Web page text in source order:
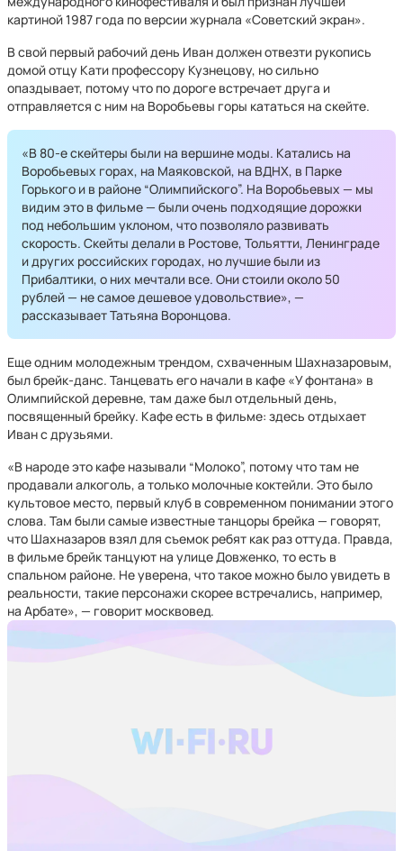
картиной 1987 года по версии журнала «Советский экран».
В свой первый рабочий день Иван должен отвезти рукопись
домой отцу Кати профессору Кузнецову, но сильно
опаздывает, потому что по дороге встречает друга и
отправляется с ним на Воробьевы горы кататься на скейте.
«В 80-е скейтеры были на вершине моды. Катались на
Воробьевых горах, на Маяковской, на ВДНХ, в Парке
Горького и в районе “Олимпийского”. На Воробьевых — мы
видим это в фильме — были очень подходящие дорожки
под небольшим уклоном, что позволяло развивать
скорость. Скейты делали в Ростове, Тольятти, Ленинграде
и других российских городах, но лучшие были из
Прибалтики, о них мечтали все. Они стоили около 50
рублей — не самое дешевое удовольствие», —
рассказывает Татьяна Воронцова.
Еще одним молодежным трендом, схваченным Шахназаровым,
был брейк-данс. Танцевать его начали в кафе «У фонтана» в
Олимпийской деревне, там даже был отдельный день,
посвященный брейку. Кафе есть в фильме: здесь отдыхает
Иван с друзьями.
«В народе это кафе называли “Молоко”, потому что там не
продавали алкоголь, а только молочные коктейли. Это было
культовое место, первый клуб в современном понимании этого
слова. Там были самые известные танцоры брейка — говорят,
что Шахназаров взял для съемок ребят как раз оттуда. Правда,
в фильме брейк танцуют на улице Довженко, то есть в
спальном районе. Не уверена, что такое можно было увидеть в
реальности, такие персонажи скорее встречались, например,
на Арбате», — говорит москвовед.